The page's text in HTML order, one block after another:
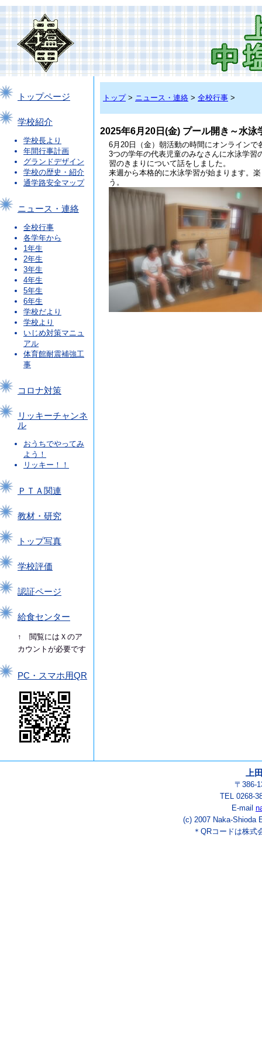
トップページ
学校紹介
学校長より
年間行事計画
グランドデザイン
学校の歴史・紹介
通学路安全マップ
ニュース・連絡
全校行事
各学年から
1年生
2年生
3年生
4年生
5年生
6年生
学校だより
学校より
いじめ対策マニュ
アル
体育館耐震補強工
事
コロナ対策
リッキーチャンネ
ル
おうちでやってみ
よう！
リッキー！！
ＰＴＡ関連
教材・研究
トップ写真
学校評価
認証ページ
給食センター
↑ 閲覧にはＸのア
カウントが必要です
PC・スマホ用QR
トップ> ニュース・連絡 > 全校行事 >
2025年6月20日(金) プール開き～水泳
6月20日（金）朝活動の時間にオンライン
3つの学年の代表児童のみなさんに水泳学
習のきまりについて話をしました。
来週から本格的に水泳学習が始まります。
う。
上
〒386-
TEL 0268-
E-mail
(c) 2007 Naka-Shioda
＊QRコードは株式